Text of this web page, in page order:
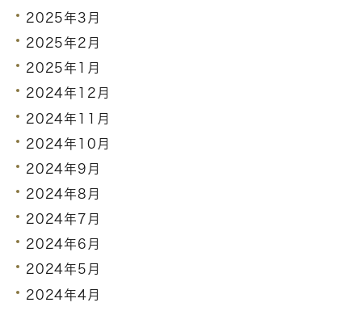
2025年3月
2025年2月
2025年1月
2024年12月
2024年11月
2024年10月
2024年9月
2024年8月
2024年7月
2024年6月
2024年5月
2024年4月